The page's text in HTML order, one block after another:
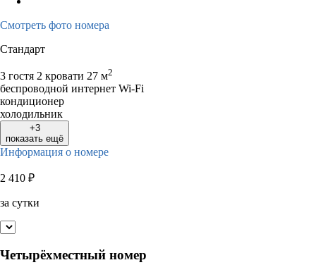
Смотреть фото номера
Стандарт
3 гостя 2 кровати 27 м2
беспроводной интернет Wi-Fi
кондиционер
холодильник
+3
показать ещё
Информация о номере
2 410 ₽
за сутки
Четырёхместный номер